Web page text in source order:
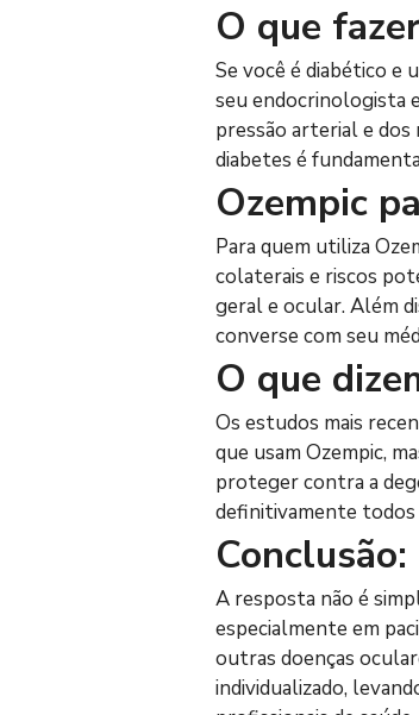
O que
Se você é diabético e
seu endocrinologista
pressão arterial e
diabetes é
Ozempic
Para quem utiliza
colaterais e riscos
geral e ocular. Além
converse com seu
O que
Os estudos mais
que usam Ozempic,
proteger contra a
definitivamente todos
A resposta não é
especialmente em
outras doenças
individualizado,